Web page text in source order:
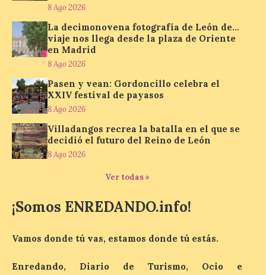
de…viaje. Una iniciativa
organizado por la sección
juvenil de la Asociación
Enróllate, la Asociación
Conceyu País Llionés y el Diario de
Turismo, Ocio e Información para
nos envía la décimo […]
Los minerales y sus usos
más comunes centran la
nueva exposición del
la Minería de Sabero
La exposición que se
inaugurará el sábado día 8
media de la mañana,
8 Ago 2026
La decimonovena fotografía de León de…
viaje nos llega desde la plaza de Oriente
en Madrid
8 Ago 2026
Pasen y vean: Gordoncillo celebra el
XXIV festival de payasos
8 Ago 2026
Villadangos recrea la batalla en el que se
decidió el futuro del Reino de León
8 Ago 2026
Ver todas »
¡Somos ENREDANDO.info!
Vamos donde tú vas, estamos donde tú estás.
Enredando, Diario de Turismo, Ocio e